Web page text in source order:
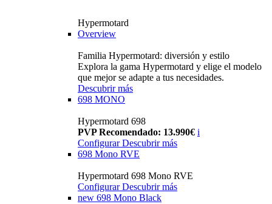
Hypermotard
Overview
Familia Hypermotard: diversión y estilo
Explora la gama Hypermotard y elige el modelo
que mejor se adapte a tus necesidades.
Descubrir más
698 MONO
Hypermotard 698
PVP Recomendado: 13.990€ i
ConfigurarDescubrir más
698 Mono RVE
Hypermotard 698 Mono RVE
Configurar Descubrir más
new 698 Mono Black